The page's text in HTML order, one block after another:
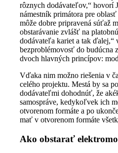
rôznych dodávateľov,“ hovorí
námestník primátora pre
môže dobre pripravená súťaž
obstarávanie zvlášť na
dodávateľa kariet a tak ďalej,“
bezproblémovosť do budúcna
dvoch hlavných princípov:
Vďaka nim možno riešenia v
celého projektu. Mestá by sa
dodávateľmi dohodnúť, že
samospráve, kedykoľvek ich
otvorenom formáte a po
mať v otvorenom formáte
Ako obstarať